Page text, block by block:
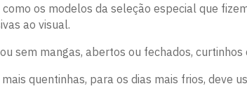
os modelos da seleção especial que
ao visual.
sem mangas, abertos ou fechados,
quentinhas, para os dias mais frios, deve